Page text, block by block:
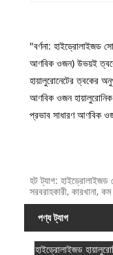
"বর্ণনা: হাইড্রোলাইজড
আণবিক ওজন) উভয়ই
হায়ালুরোনেটের ত্বকের
আণবিক ওজন হায়ালুরোনিক
প্রভাব সাধারণ আণবিক
হট ট্যাগ: হাইড্রোলাইজড
সরবরাহকারী, কারখানা,
পণ্য ট্যাগ
হাইড্রোলাইজড